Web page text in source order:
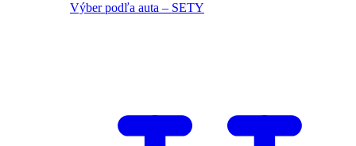
Výber podľa auta – SETY